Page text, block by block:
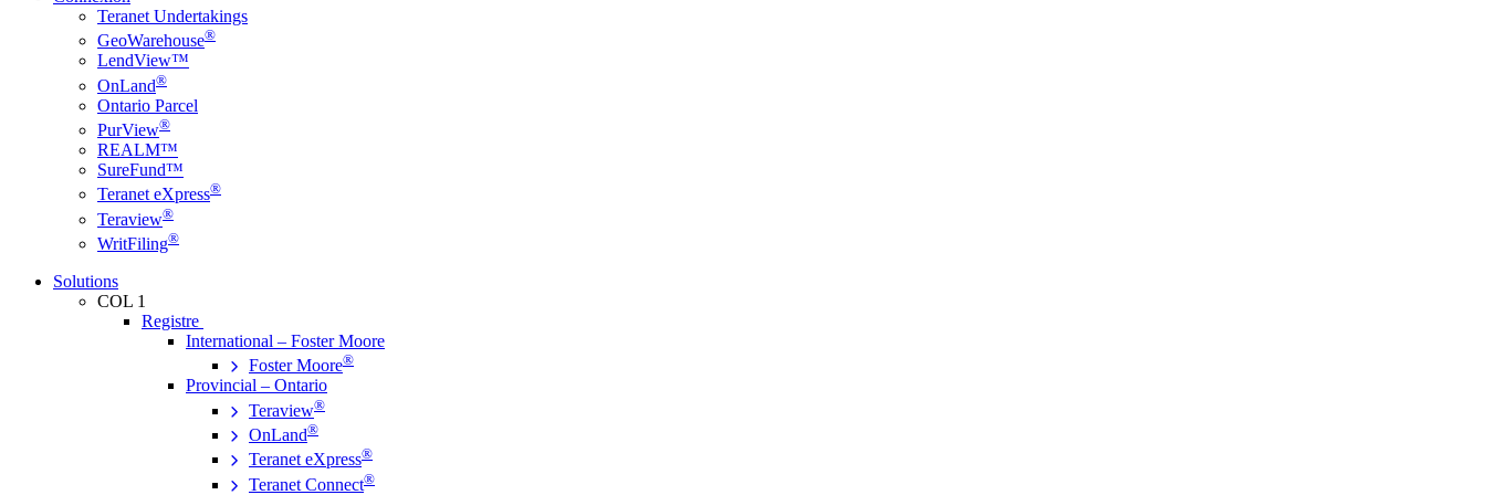
Teranet Undertakings
GeoWarehouse®
LendView™
OnLand®
Ontario Parcel
PurView®
REALM™
SureFund™
Teranet eXpress®
Teraview®
WritFiling®
Solutions
COL 1
Registre
International – Foster Moore
Foster Moore®
Provincial – Ontario
Teraview®
OnLand®
Teranet eXpress®
Teranet Connect®